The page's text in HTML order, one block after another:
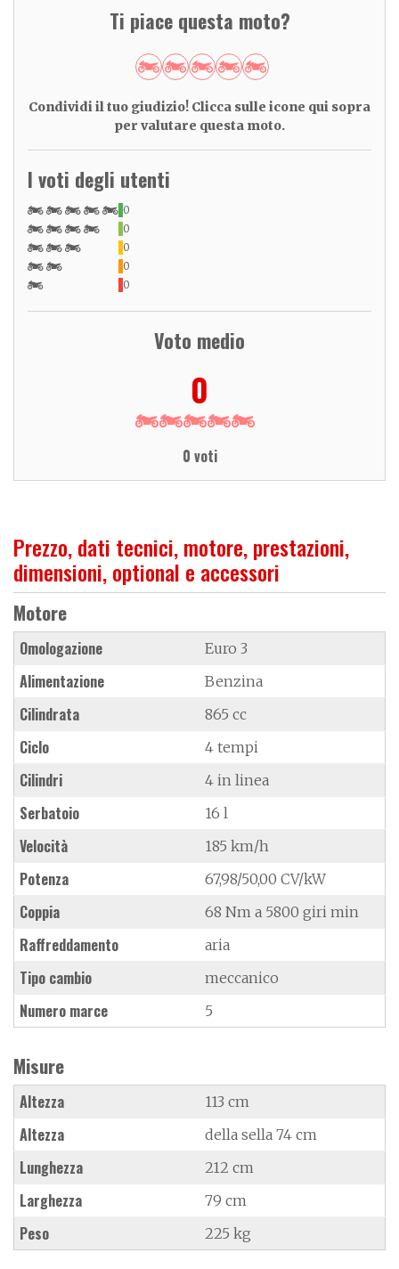
Ti piace questa moto?
Condividi il tuo giudizio! Clicca sulle icone qui sopra
per valutare questa moto.
I voti degli utenti
0
0
0
0
0
Voto medio
0
0 voti
Prezzo, dati tecnici, motore, prestazioni,
dimensioni, optional e accessori
Motore
Omologazione Euro 3
Alimentazione Benzina
Cilindrata 865 cc
Ciclo 4 tempi
Cilindri 4 in linea
Serbatoio 16 l
Velocità 185 km/h
Potenza 67,98/50,00 CV/kW
Coppia 68 Nm a 5800 giri min
Raffreddamento aria
Tipo cambio meccanico
Numero marce 5
Misure
Altezza 113 cm
Altezza della sella 74 cm
Lunghezza 212 cm
Larghezza 79 cm
Peso 225 kg